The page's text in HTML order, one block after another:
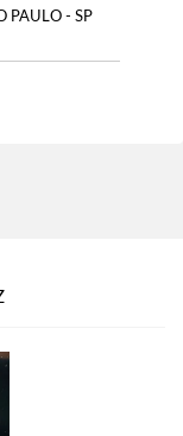
PAULO - SP